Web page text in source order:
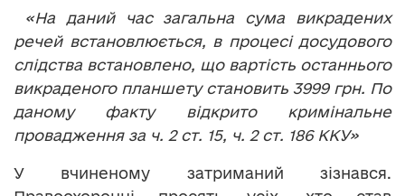
«На даний час загальна сума викрадених
речей встановлюється, в процесі досудового
слідства встановлено, що вартість останнього
викраденого планшету становить 3999 грн. По
даному факту відкрито кримінальне
провадження за ч. 2 ст. 15, ч. 2 ст. 186 ККУ»
У вчиненому затриманий зізнався.